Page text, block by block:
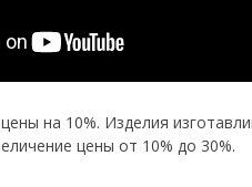
на 10%. Изделия
цены от 10% до 30%.